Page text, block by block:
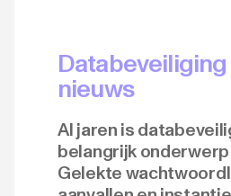
nieuws
Al jaren is
belangrijk
Gelekte